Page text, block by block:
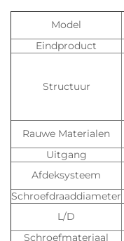
Model
Eindproduct
Structuur
Rauwe Materialen
Uitgang
Afdeksysteem
Schroefdraaddiameter
L/D
Schroefmateriaal